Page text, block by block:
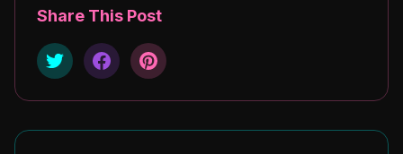
Share This Post